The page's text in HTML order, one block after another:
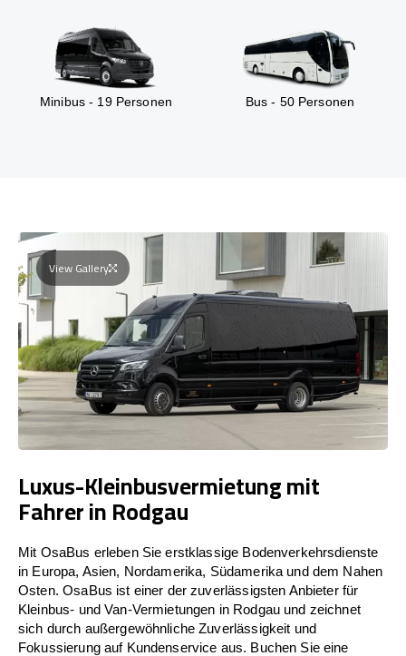
Minibus - 19 Personen Bus - 50 Personen
View Gallery
Luxus-Kleinbusvermietung mit
Fahrer in Rodgau
Mit OsaBus erleben Sie erstklassige Bodenverkehrsdienste
in Europa, Asien, Nordamerika, Südamerika und dem Nahen
Osten. OsaBus ist einer der zuverlässigsten Anbieter für
Kleinbus- und Van-Vermietungen in Rodgau und zeichnet
sich durch außergewöhnliche Zuverlässigkeit und
Fokussierung auf Kundenservice aus. Buchen Sie eine